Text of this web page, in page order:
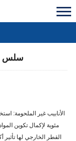
سلس
مئوية لإكمال تكوين
القطر الخارجي لها